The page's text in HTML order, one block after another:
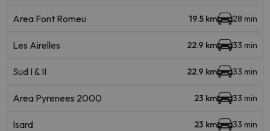
Area Font Romeu 19.5 km 28 min
Les Airelles 22.9 km 33 min
Sud I & II 22.9 km 33 min
Area Pyrenees 2000 23 km 33 min
Isard 23 km 33 min